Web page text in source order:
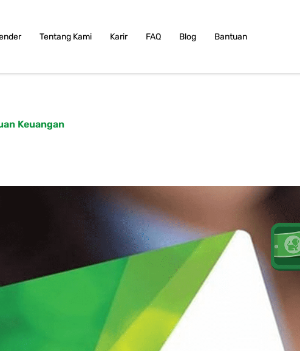
Tentang Kami Karir FAQ Blog Bantuan
Keuangan